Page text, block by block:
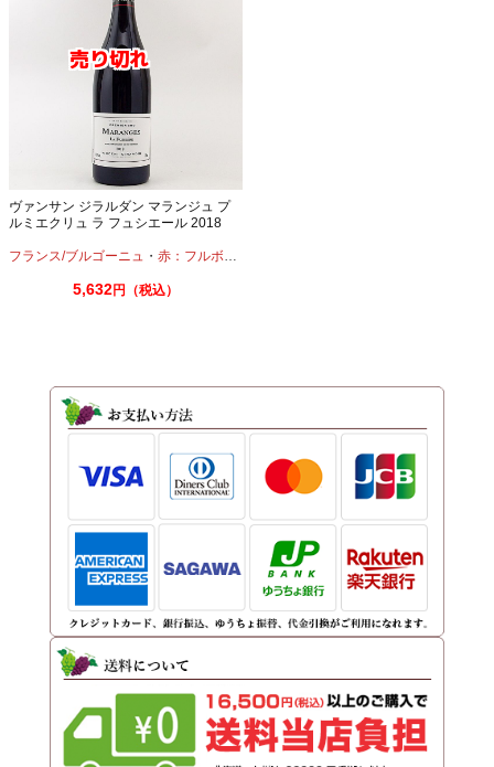
ヴァンサン ジラルダン マランジュ プ
ルミエクリュ ラ フュシエール 2018
フランス/ブルゴーニュ ・ 赤：フルボディ
5,632円（税込）